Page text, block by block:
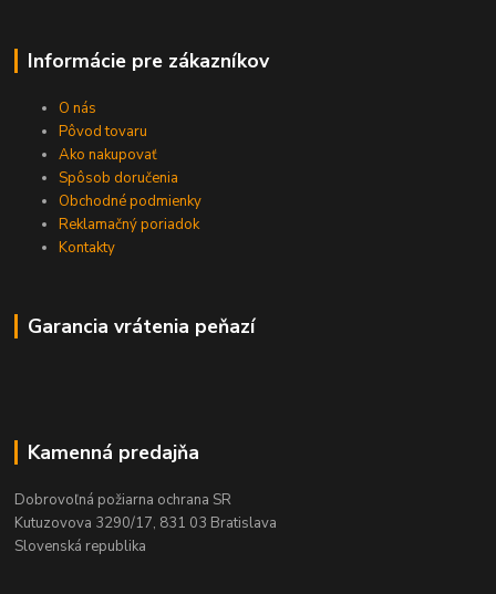
Informácie pre zákazníkov
O nás
Pôvod tovaru
Ako nakupovať
Spôsob doručenia
Obchodné podmienky
Reklamačný poriadok
Kontakty
Garancia vrátenia peňazí
Kamenná predajňa
Dobrovoľná požiarna ochrana SR
Kutuzovova 3290/17, 831 03 Bratislava
Slovenská republika